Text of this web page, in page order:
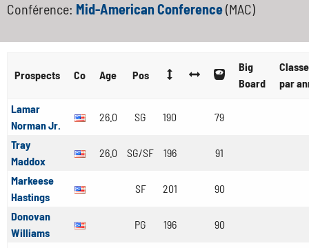
Conférence: Mid-American Conference(MAC)
Prospects Co Age Pos
Big
Board
par
Lamar
Norman Jr.
26.0 SG 190 79
Tray
Maddox
26.0 SG/SF 196 91
Markeese
Hastings
SF 201 90
Donovan
Williams
PG 196 90